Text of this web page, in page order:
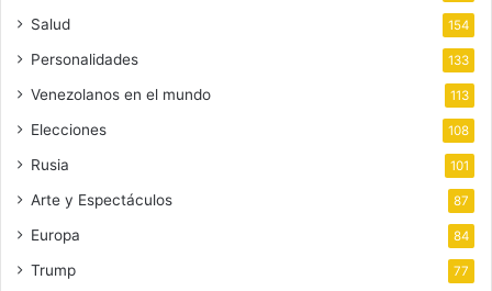
Salud 154
Personalidades 133
Venezolanos en el mundo 113
Elecciones 108
Rusia 101
Arte y Espectáculos 87
Europa 84
Trump 77